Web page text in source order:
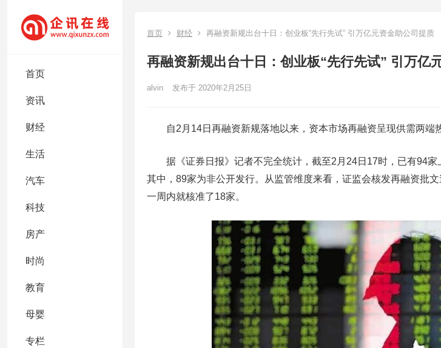
首页
资讯
财经
生活
汽车
科技
房产
时尚
教育
母婴
专栏
首页 财经 再融资新规出台十日：创业板“先行先试” 引万亿元资金助公司提质
再融资新规出台十日：创业板“先行先试” 引万亿
alvin 发布于 2020年2月25日
自2月14日再融资新规落地以来，资本市场再融资呈现供需两端热
据《证券日报》记者不完全统计，截至2月24日17时，已有94家
其中，89家为非公开发行。从监管维度来看，证监会核发再融资批
一周内就核准了18家。